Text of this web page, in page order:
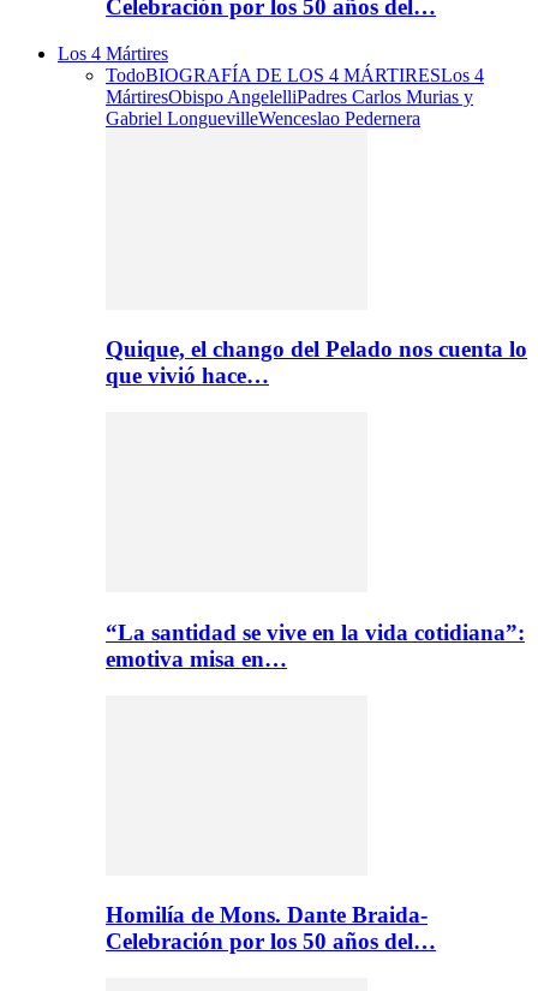
Celebración por los 50 años del…
Los 4 Mártires
TodoBIOGRAFÍA DE LOS 4 MÁRTIRESLos 4
MártiresObispo AngelelliPadres Carlos Murias y
Gabriel LonguevilleWenceslao Pedernera
Quique, el chango del Pelado nos cuenta lo
que vivió hace…
“La santidad se vive en la vida cotidiana”:
emotiva misa en…
Homilía de Mons. Dante Braida-
Celebración por los 50 años del…